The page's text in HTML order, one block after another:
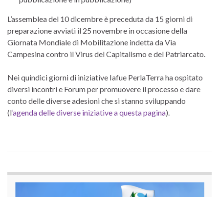
L’assemblea del 10 dicembre è preceduta da 15 giorni di
preparazione avviati il 25 novembre in occasione della
Giornata Mondiale di Mobilitazione indetta da Via
Campesina contro il Virus del Capitalismo e del Patriarcato.
Nei quindici giorni di iniziative Iafue PerlaTerra ha ospitato
diversi incontri e Forum per promuovere il processo e dare
conto delle diverse adesioni che si stanno sviluppando
(l‘agenda delle diverse iniziative a questa pagina).